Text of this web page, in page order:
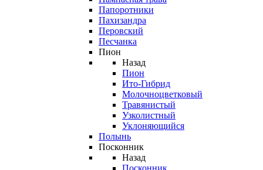
Папоротники
Пахизандра
Перовский
Песчанка
Пион
Назад
Пион
Ито-Гибрид
Молочноцветковый
Травянистый
Узколистный
Уклоняющийся
Полынь
Посконник
Назад
Посконник